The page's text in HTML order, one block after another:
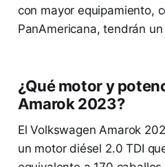
con mayor equipamiento,
PanAmericana, tendrán
¿Qué motor y
Amarok 2023?
El Volkswagen Amarok
un motor diésel 2.0 TDI